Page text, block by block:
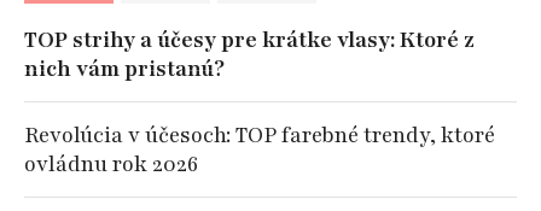
TOP strihy a účesy pre krátke vlasy: Ktoré z
nich vám pristanú?
Revolúcia v účesoch: TOP farebné trendy, ktoré
ovládnu rok 2026